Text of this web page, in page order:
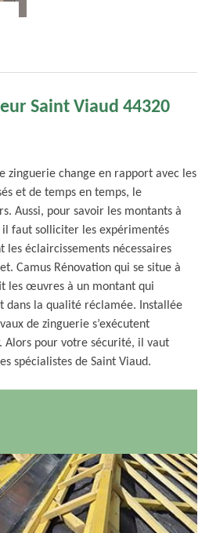
Saint Viaud 44320
zinguerie change en rapport avec les
et de temps en temps, le
Aussi, pour savoir les montants à
faut solliciter les expérimentés
les éclaircissements nécessaires
Camus Rénovation qui se situe à
les œuvres à un montant qui
dans la qualité réclamée. Installée
de zinguerie s’exécutent
Alors pour votre sécurité, il vaut
spécialistes de Saint Viaud.